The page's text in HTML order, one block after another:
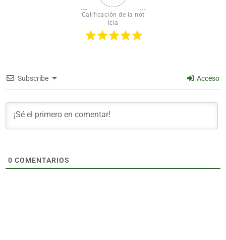
Calificación de la not
icia
Subscribe Acceso
0 COMENTARIOS